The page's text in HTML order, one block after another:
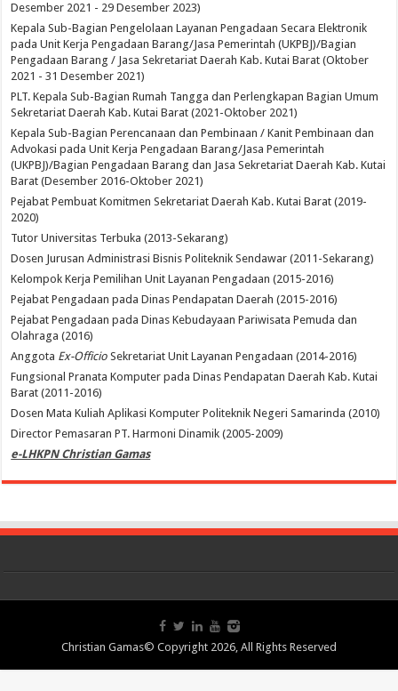
Desember 2021 - 29 Desember 2023)
Kepala Sub-Bagian Pengelolaan Layanan Pengadaan Secara Elektronik
pada Unit Kerja Pengadaan Barang/Jasa Pemerintah (UKPBJ)/Bagian
Pengadaan Barang / Jasa Sekretariat Daerah Kab. Kutai Barat (Oktober
2021 - 31 Desember 2021)
PLT. Kepala Sub-Bagian Rumah Tangga dan Perlengkapan Bagian Umum
Sekretariat Daerah Kab. Kutai Barat (2021-Oktober 2021)
Kepala Sub-Bagian Perencanaan dan Pembinaan / Kanit Pembinaan dan
Advokasi pada Unit Kerja Pengadaan Barang/Jasa Pemerintah
(UKPBJ)/Bagian Pengadaan Barang dan Jasa Sekretariat Daerah Kab. Kutai
Barat (Desember 2016-Oktober 2021)
Pejabat Pembuat Komitmen Sekretariat Daerah Kab. Kutai Barat (2019-
2020)
Tutor Universitas Terbuka (2013-Sekarang)
Dosen Jurusan Administrasi Bisnis Politeknik Sendawar (2011-Sekarang)
Kelompok Kerja Pemilihan Unit Layanan Pengadaan (2015-2016)
Pejabat Pengadaan pada Dinas Pendapatan Daerah (2015-2016)
Pejabat Pengadaan pada Dinas Kebudayaan Pariwisata Pemuda dan
Olahraga (2016)
Anggota Ex-Officio Sekretariat Unit Layanan Pengadaan (2014-2016)
Fungsional Pranata Komputer pada Dinas Pendapatan Daerah Kab. Kutai
Barat (2011-2016)
Dosen Mata Kuliah Aplikasi Komputer Politeknik Negeri Samarinda (2010)
Director Pemasaran PT. Harmoni Dinamik (2005-2009)
e-LHKPN Christian Gamas
Christian Gamas© Copyright 2026, All Rights Reserved